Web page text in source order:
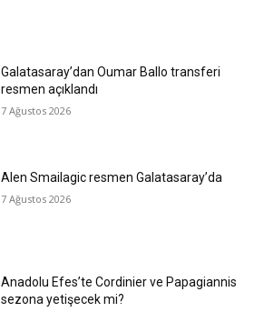
Galatasaray’dan Oumar Ballo transferi
resmen açıklandı
7 Ağustos 2026
Alen Smailagic resmen Galatasaray’da
7 Ağustos 2026
Anadolu Efes’te Cordinier ve Papagiannis
sezona yetişecek mi?